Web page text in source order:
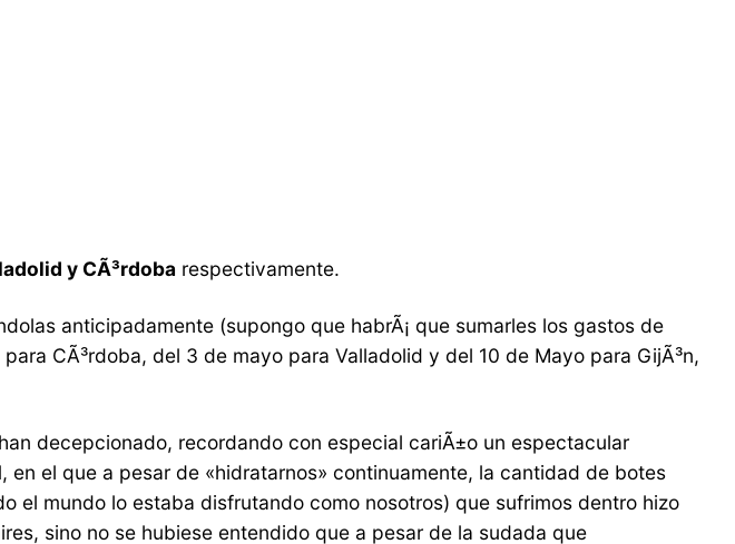
y CÃ³rdoba respectivamente.
anticipadamente (supongo que habrÃ¡ que sumarles los gastos de
CÃ³rdoba, del 3 de mayo para Valladolid y del 10 de Mayo para GijÃ³n,
decepcionado, recordando con especial cariÃ±o un espectacular
el que a pesar de «hidratarnos» continuamente, la cantidad de botes
mundo lo estaba disfrutando como nosotros) que sufrimos dentro hizo
sino no se hubiese entendido que a pesar de la sudada que